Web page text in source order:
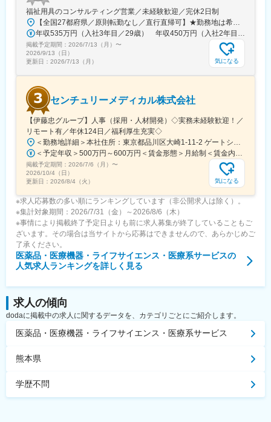
福祉用具のコンサルティング営業／未経験歓迎／完休2日制
掲載予定期間： 2026/7/13（月） 〜
2026/9/13（日）
更新日： 2026/7/13（月） 気になる
センチュリーメディカル株式会社
【伊藤忠グループ】人事（採用・人材開発）◇実務未経験歓迎！／
リモート有／年休124日／福利厚生充実◇
掲載予定期間： 2026/7/6（月） 〜
2026/10/4（日）
更新日： 2026/8/4（火） 気になる
※求人応募数の多い順にランキングしています（非公開求人は除く）。
※集計対象期間：2026/7/31（金）～2026/8/6（木）
※事情により掲載終了予定日よりも前に求人募集が終了していることもご
ざいます。その場合は当サイトから応募はできませんので、あらかじめご
了承ください。
医薬品・医療機器・ライフサイエンス・医療系サービスの
人気求人ランキングを詳しく見る
求人の傾向
dodaに掲載中の求人に関するデータを、カテゴリごとにご紹介します。
医薬品・医療機器・ライフサイエンス・医療系サービス
熊本県
学歴不問